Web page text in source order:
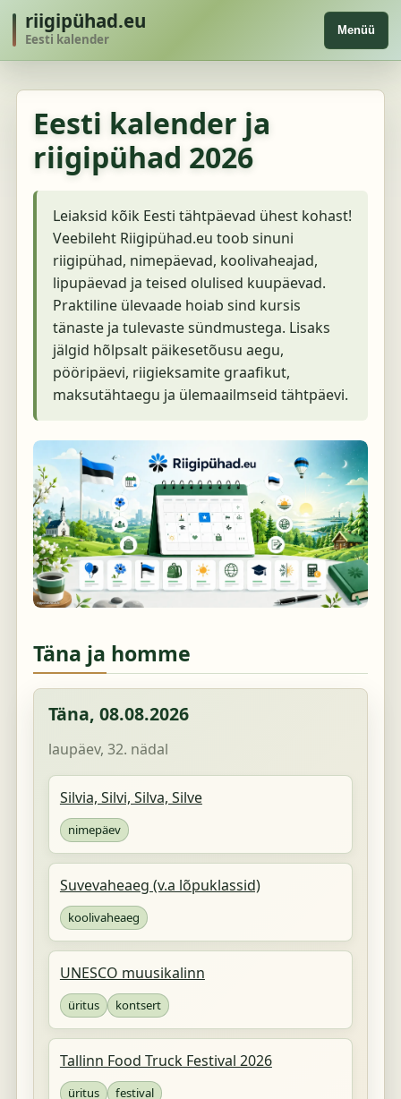
riigipühad.eu
Eesti kalender
Menüü
Eesti kalender ja
riigipühad 2026
Leiaksid kõik Eesti tähtpäevad ühest kohast!
Veebileht Riigipühad.eu toob sinuni
riigipühad, nimepäevad, koolivaheajad,
lipupäevad ja teised olulised kuupäevad.
Praktiline ülevaade hoiab sind kursis
tänaste ja tulevaste sündmustega. Lisaks
jälgid hõlpsalt päikesetõusu aegu,
pööripäevi, riigieksamite graafikut,
maksutähtaegu ja ülemaailmseid tähtpäevi.
Täna ja homme
Täna, 08.08.2026
laupäev, 32. nädal
Silvia, Silvi, Silva, Silve
nimepäev
Suvevaheaeg (v.a lõpuklassid)
koolivaheaeg
UNESCO muusikalinn
üritus kontsert
Tallinn Food Truck Festival 2026
üritus festival